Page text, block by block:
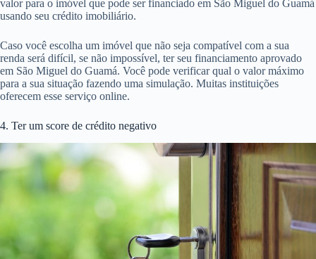
Você não pode comprometer mais de 30% da sua renda com
financiamentos. Isso é uma regra vigente em todo o país. Portanto, se
deve ficar atento para que a parcela do que está pedindo não ultrapasse
o limite. Caso contrário, será difícil ser aprovado em São Miguel do
Guamá.
3. Não ter renda compatível com o valor do imóvel desejado em São
suas próprias regras para aprovar ou não o crédito imobiliário, na maior
parte delas a renda é dividida em faixas. E cada faixa tem um limite de
valor para o imóvel que pode ser financiado em São Miguel do Guamá
usando seu crédito imobiliário.
Caso você escolha um imóvel que não seja compatível com a sua
renda será difícil, se não impossível, ter seu financiamento aprovado
em São Miguel do Guamá. Você pode verificar qual o valor máximo
para a sua situação fazendo uma simulação. Muitas instituições